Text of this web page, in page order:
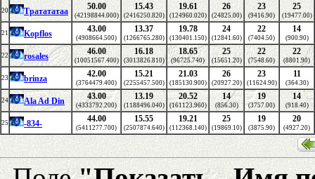
20 Тратататаа 50.00
(42198844.000)
15.43
(2416250.820)
19.61
(124960.020)
26
(24825.00)
23
(9416.90)
25
(19477.00)
21 Kopflos 43.00
(4908664.500)
13.37
(1266765.280)
19.78
(130401.150)
24
(12841.60)
22
(7404.50)
14
(900.90)
22 rosales 46.00
(10051567.400)
16.18
(3013826.810)
18.65
(96725.740)
25
(15651.20)
22
(7548.60)
22
(8801.90)
23 brinza 42.00
(3764479.400)
15.21
(2255457.500)
21.03
(185130.900)
26
(20927.20)
23
(11624.90)
11
(364.30)
24 Ala Ad Din 43.00
(4333792.200)
13.19
(1188496.040)
20.52
(161123.960)
14
(856.30)
19
(3757.00)
14
(918.40)
25 -834- 44.00
(5411277.700)
15.55
(2507874.640)
19.21
(112368.140)
25
(19869.10)
19
(3875.90)
20
(4927.20)